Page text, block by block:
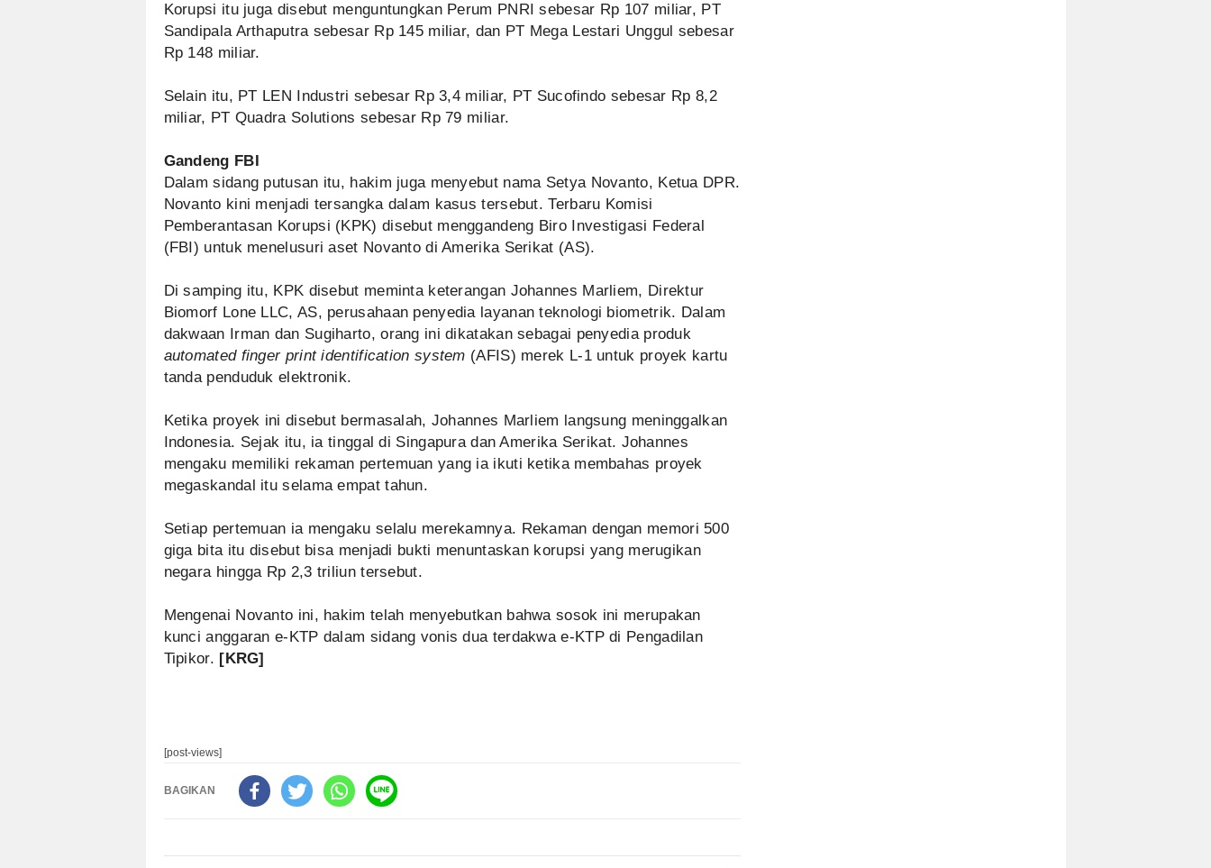
Korupsi itu juga disebut menguntungkan Perum PNRI sebesar Rp 107 miliar, PT
Sandipala Arthaputra sebesar Rp 145 miliar, dan PT Mega Lestari Unggul sebesar
Rp 148 miliar.
Selain itu, PT LEN Industri sebesar Rp 3,4 miliar, PT Sucofindo sebesar Rp 8,2
miliar, PT Quadra Solutions sebesar Rp 79 miliar.
Gandeng FBI
Dalam sidang putusan itu, hakim juga menyebut nama Setya Novanto, Ketua DPR.
Novanto kini menjadi tersangka dalam kasus tersebut. Terbaru Komisi
Pemberantasan Korupsi (KPK) disebut menggandeng Biro Investigasi Federal
(FBI) untuk menelusuri aset Novanto di Amerika Serikat (AS).
Di samping itu, KPK disebut meminta keterangan Johannes Marliem, Direktur
Biomorf Lone LLC, AS, perusahaan penyedia layanan teknologi biometrik. Dalam
dakwaan Irman dan Sugiharto, orang ini dikatakan sebagai penyedia produk
automated finger print identification system (AFIS) merek L-1 untuk proyek kartu
tanda penduduk elektronik.
Ketika proyek ini disebut bermasalah, Johannes Marliem langsung meninggalkan
Indonesia. Sejak itu, ia tinggal di Singapura dan Amerika Serikat. Johannes
mengaku memiliki rekaman pertemuan yang ia ikuti ketika membahas proyek
megaskandal itu selama empat tahun.
Setiap pertemuan ia mengaku selalu merekamnya. Rekaman dengan memori 500
giga bita itu disebut bisa menjadi bukti menuntaskan korupsi yang merugikan
negara hingga Rp 2,3 triliun tersebut.
Mengenai Novanto ini, hakim telah menyebutkan bahwa sosok ini merupakan
kunci anggaran e-KTP dalam sidang vonis dua terdakwa e-KTP di Pengadilan
Tipikor. [KRG]
[post-views]
BAGIKAN